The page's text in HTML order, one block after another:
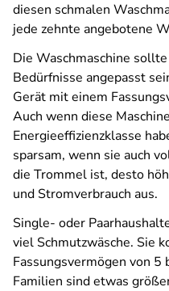
diesen schmalen
jede zehnte angebotene
Die Waschmaschine
Bedürfnisse angepasst
Gerät mit einem
Auch wenn diese
Energieeffizienzklasse
sparsam, wenn sie auch
die Trommel ist, desto
und Stromverbrauch aus.
Single- oder
viel Schmutzwäsche. Sie
Fassungsvermögen von 5
Familien sind etwas